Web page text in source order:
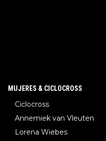
MUJERES & CICLOCROSS
Ciclocross
Annemiek van Vleuten
Lorena Wiebes